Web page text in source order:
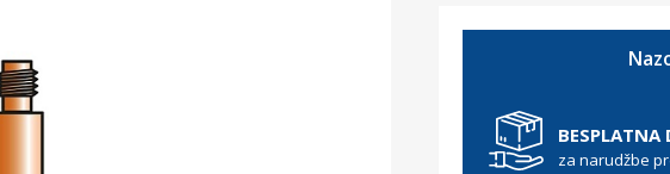
BESPLATNA
za narudžbe